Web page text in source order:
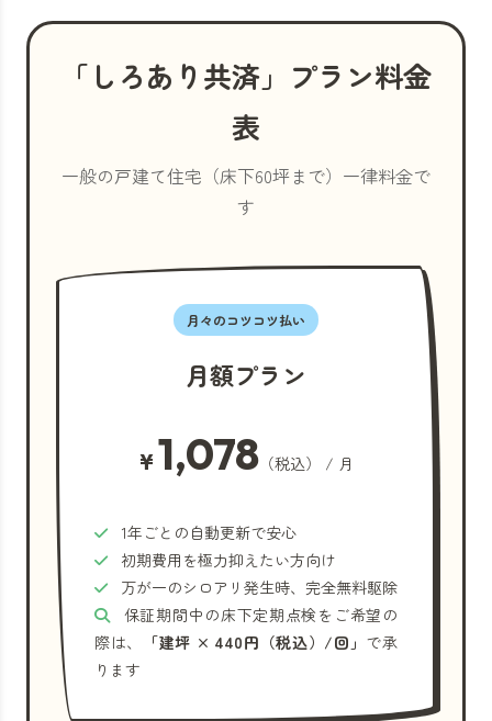
「しろあり共済」プラン料金
表
一般の戸建て住宅（床下60坪まで）一律料金で
す
月々のコツコツ払い
月額プラン
¥1,078（税込） / 月
1年ごとの自動更新で安心
初期費用を極力抑えたい方向け
万が一のシロアリ発生時、完全無料駆除
保証期間中の床下定期点検をご希望の
際は、
「建坪 × 440円（税込）/回」 で承
ります